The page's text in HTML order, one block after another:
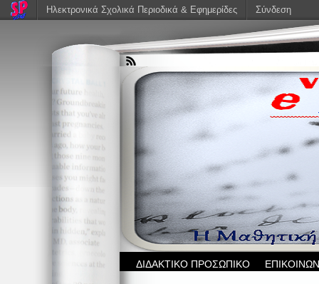
ΔΙΔΑΚΤΙΚΟ ΠΡΟΣΩΠΙΚΟ
Ηλεκτρονικά Σχολικά Περιοδικά & Εφημερίδες Σύνδεση